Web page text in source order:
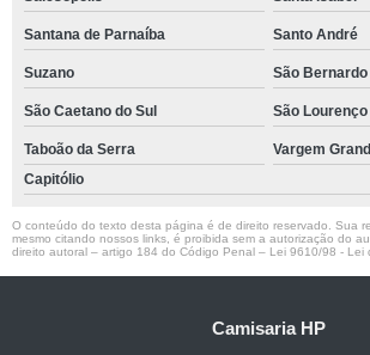
Santana de Parnaíba Santo André
Suzano São
São Caetano do Sul São
Taboão da Serra
Vargem
Capitólio
O conteúdo do texto desta página é de direito reservado. Sua
mesmo citando nossos links, é proibida sem a autorização do
direito autoral – artigo 184 do Código Penal – Lei 9610/98 - Lei
Camisaria HP